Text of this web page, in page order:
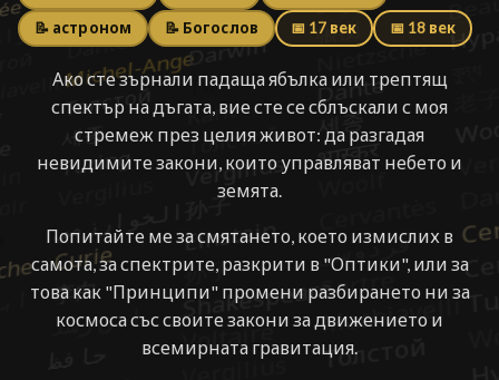
📝 астроном 📝 Богослов 📅 17 век 📅 18 век
Ако сте зърнали падаща ябълка или трептящ
спектър на дъгата, вие сте се сблъскали с моя
стремеж през целия живот: да разгадая
невидимите закони, които управляват небето и
земята.
Попитайте ме за смятането, което измислих в
самота, за спектрите, разкрити в "Оптики", или за
това как "Принципи" промени разбирането ни за
космоса със своите закони за движението и
всемирната гравитация.